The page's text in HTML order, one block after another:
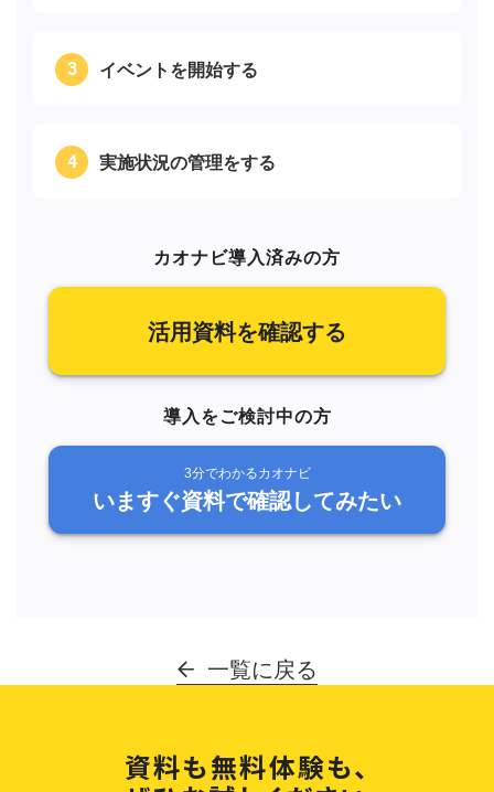
イベントを開始する
実施状況の管理をする
カオナビ導入済みの方
活用資料を確認する
導入をご検討中の方
3分でわかるカオナビ
いますぐ資料で確認してみたい
一覧に戻る
資料も無料体験も、